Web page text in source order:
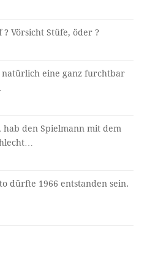
? Vörsicht Stüfe, öder ?
natürlich eine ganz furchtbar
hab den Spielmann mit dem
dürfte 1966 entstanden sein.